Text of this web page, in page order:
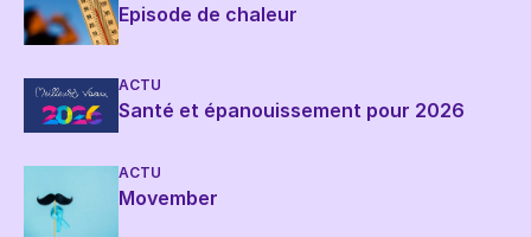
Episode de chaleur
ACTU
Santé et épanouissement pour 2026
ACTU
Movember